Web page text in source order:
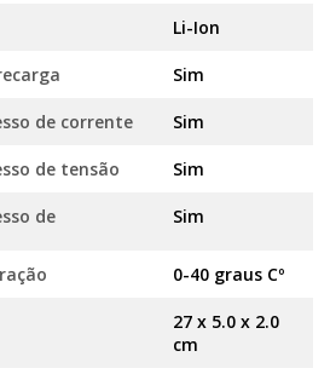
Li-Ion
Sim
de corrente Sim
de tensão Sim
de
Sim
0-40 graus Cº
27 x 5.0 x 2.0
cm